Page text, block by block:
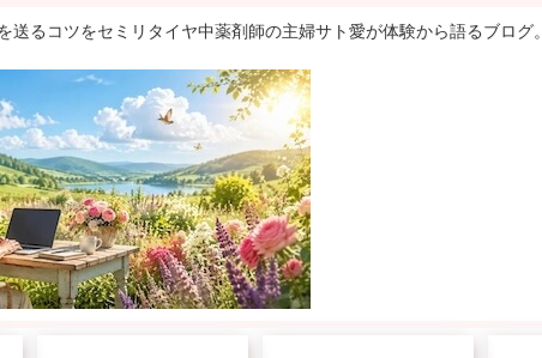
るコツをセミリタイヤ中薬剤師の主婦サト愛が体験から語るブログ。